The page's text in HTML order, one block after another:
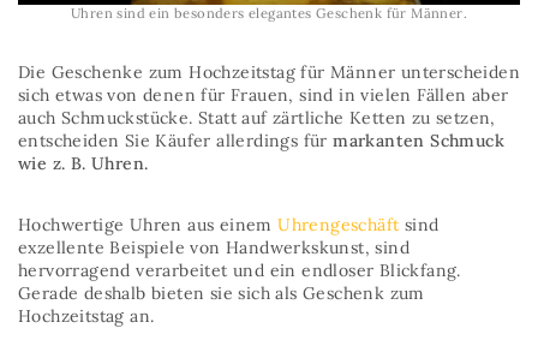
Uhren sind ein besonders elegantes Geschenk für Männer.
Die Geschenke zum Hochzeitstag für Männer unterscheiden
sich etwas von denen für Frauen, sind in vielen Fällen aber
auch Schmuckstücke. Statt auf zärtliche Ketten zu setzen,
entscheiden Sie Käufer allerdings fürmarkanten Schmuck
wie z. B. Uhren.
Hochwertige Uhren aus einemUhrengeschäft sind
exzellente Beispiele von Handwerkskunst, sind
hervorragend verarbeitet und ein endloser Blickfang.
Gerade deshalb bieten sie sich als Geschenk zum
Hochzeitstag an.